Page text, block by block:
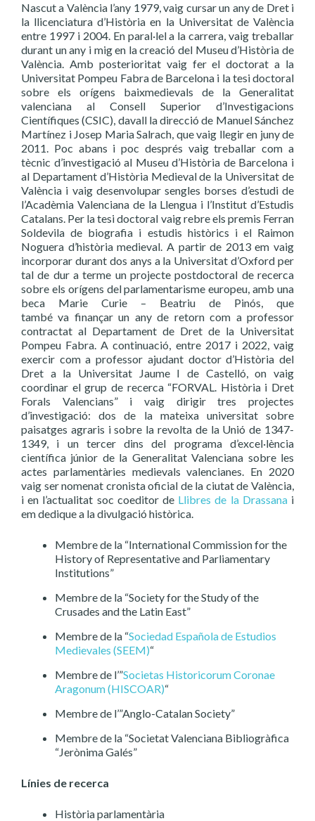
Nascut a València l’any 1979, vaig cursar un any de Dret i
la llicenciatura d’Història en la Universitat de València
entre 1997 i 2004. En paral·lel a la carrera, vaig treballar
durant un any i mig en la creació del Museu d’Història de
València. Amb posterioritat vaig fer el doctorat a la
Universitat Pompeu Fabra de Barcelona i la tesi doctoral
sobre els orígens baixmedievals de la Generalitat
valenciana al Consell Superior d’Investigacions
Científiques (CSIC), davall la direcció de Manuel Sánchez
Martínez i Josep Maria Salrach, que vaig llegir en juny de
2011. Poc abans i poc després vaig treballar com a
tècnic d’investigació al Museu d’Història de Barcelona i
al Departament d’Història Medieval de la Universitat de
València i vaig desenvolupar sengles borses d’estudi de
l’Acadèmia Valenciana de la Llengua i l’Institut d’Estudis
Catalans. Per la tesi doctoral vaig rebre els premis Ferran
Soldevila de biografia i estudis històrics i el Raimon
Noguera d’història medieval. A partir de 2013 em vaig
incorporar durant dos anys a la Universitat d’Oxford per
tal de dur a terme un projecte postdoctoral de recerca
sobre els orígens del parlamentarisme europeu, amb una
beca Marie Curie – Beatriu de Pinós, que
també va finançar un any de retorn com a professor
contractat al Departament de Dret de la Universitat
Pompeu Fabra. A continuació, entre 2017 i 2022, vaig
exercir com a professor ajudant doctor d’Història del
Dret a la Universitat Jaume I de Castelló, on vaig
coordinar el grup de recerca “FORVAL. Història i Dret
Forals Valencians” i vaig dirigir tres projectes
d’investigació: dos de la mateixa universitat sobre
paisatges agraris i sobre la revolta de la Unió de 1347-
1349, i un tercer dins del programa d’excel·lència
científica júnior de la Generalitat Valenciana sobre les
actes parlamentàries medievals valencianes. En 2020
vaig ser nomenat cronista oficial de la ciutat de València,
i en l’actualitat soc coeditor de Llibres de la Drassanai
em dedique a la divulgació històrica.
Membre de la “International Commission for the
History of Representative and Parliamentary
Institutions”
Membre de la “Society for the Study of the
Crusades and the Latin East”
Membre de la “Sociedad Española de Estudios
Medievales (SEEM)“
Membre de l’”Societas Historicorum Coronae
Aragonum (HISCOAR)“
Membre de l’”Anglo-Catalan Society”
Membre de la “Societat Valenciana Bibliogràfica
“Jerònima Galés”
Línies de recerca
Història parlamentària